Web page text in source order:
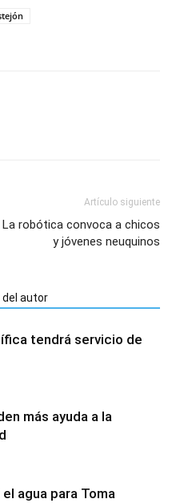
Artículo siguiente
La robótica convoca a chicos
y jóvenes neuquinos
del autor
tendrá servicio de
más ayuda a la
agua para Toma